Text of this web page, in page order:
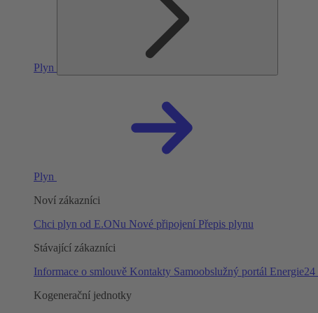
Plyn
Plyn
Noví zákazníci
Chci plyn od E.ONu Nové připojení Přepis plynu
Stávající zákazníci
Informace o smlouvě Kontakty Samoobslužný portál Energie24
Kogenerační jednotky